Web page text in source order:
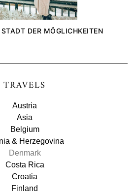
DER MÖGLICHKEITEN
TRAVELS
Austria
Asia
Belgium
& Herzegovina
Denmark
Costa Rica
Croatia
Finland